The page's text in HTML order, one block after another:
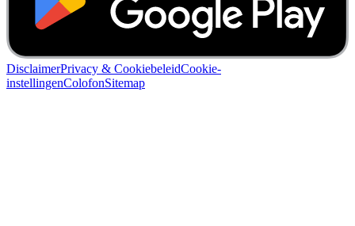
DisclaimerPrivacy & CookiebeleidCookie-
instellingenColofonSitemap